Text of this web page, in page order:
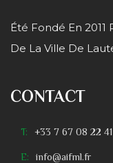
Été Fondé En
De La Ville De
CONTACT
T: +33 7 67 08 22 41
E: info@aifml.fr